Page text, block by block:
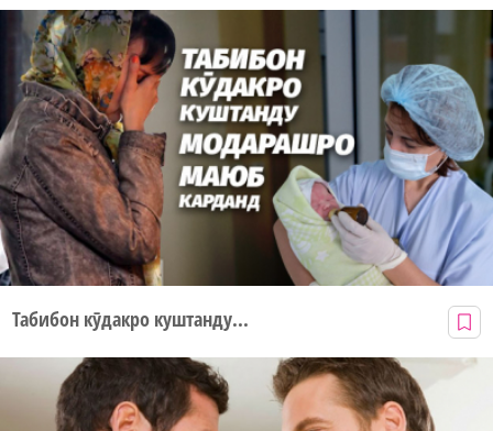
Табибон кӯдакро куштанду...